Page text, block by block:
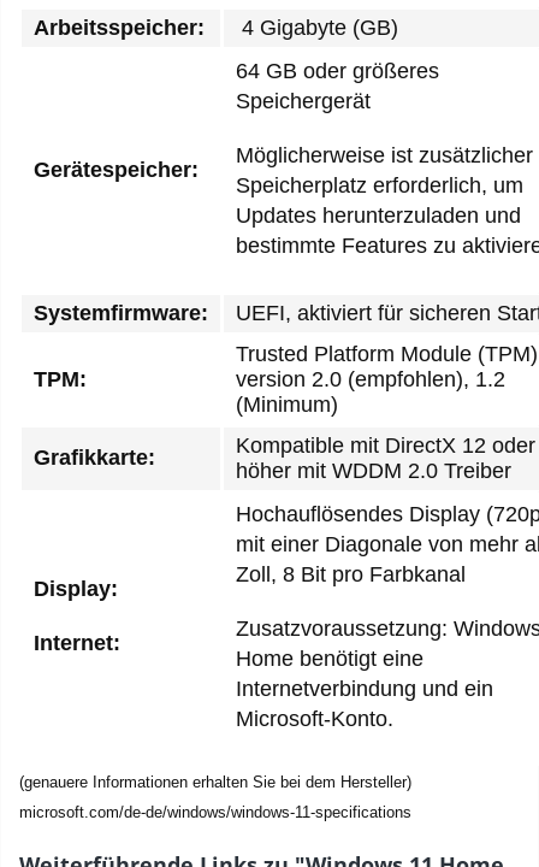
Arbeitsspeicher:
4 Gigabyte (GB)
Gerätespeicher:
64 GB oder größeres
Speichergerät
Möglicherweise ist zusätzlicher
Speicherplatz erforderlich, um
Updates herunterzuladen und
bestimmte Features zu
Systemfirmware: UEFI, aktiviert für sicheren
TPM:
Trusted Platform Module (TPM)
version 2.0 (empfohlen), 1.2
(Minimum)
Grafikkarte:
Kompatible mit DirectX 12 oder
höher mit WDDM 2.0 Treiber
Display:
Internet:
Hochauflösendes Display
mit einer Diagonale von mehr
Zoll, 8 Bit pro Farbkanal
Zusatzvoraussetzung:
Home benötigt eine
Internetverbindung und ein
Microsoft-Konto.
(genauere Informationen erhalten Sie bei dem Hersteller)
microsoft.com/de-de/windows/windows-11-specifications